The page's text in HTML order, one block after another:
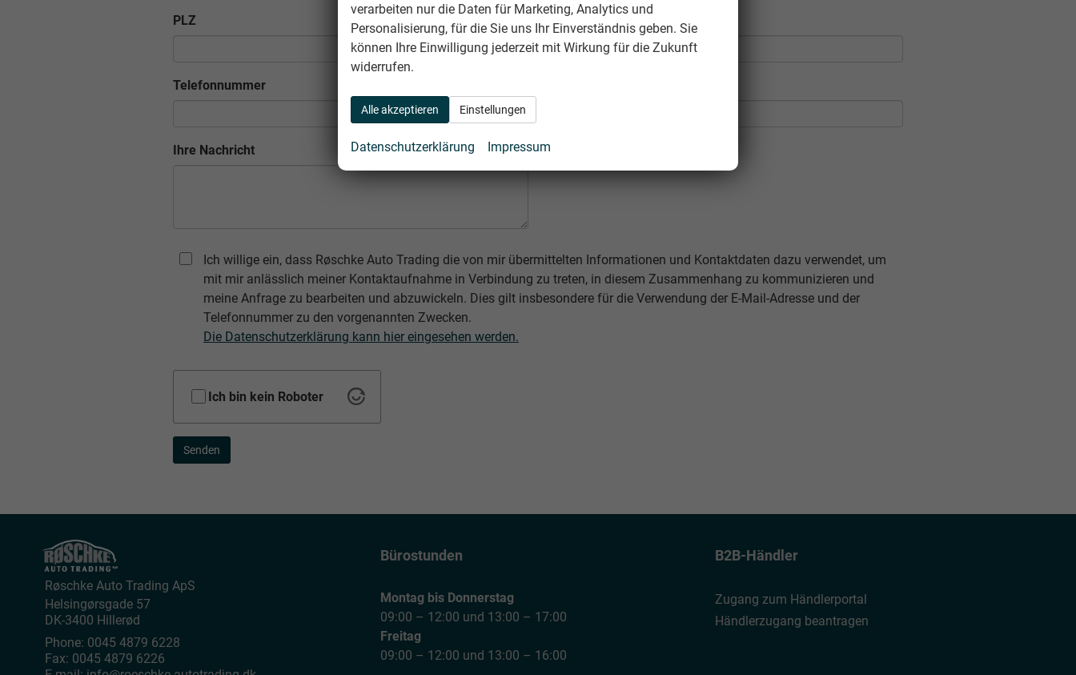
PLZ Ort
Telefonnummer
Ihre Nachricht
Ich willige ein, dass Røschke Auto Trading die von mir übermittelten Informationen und Kontaktdaten dazu verwendet, um
mit mir anlässlich meiner Kontaktaufnahme in Verbindung zu treten, in diesem Zusammenhang zu kommunizieren und
meine Anfrage zu bearbeiten und abzuwickeln. Dies gilt insbesondere für die Verwendung der E-Mail-Adresse und der
Telefonnummer zu den vorgenannten Zwecken.
Die Datenschutzerklärung kann hier eingesehen werden.
Ich bin kein Roboter
Senden
Røschke Auto Trading ApS
Helsingørsgade 57
DK-3400 Hillerød
Phone: 0045 4879 6228
Fax: 0045 4879 6226
Bürostunden
Montag bis Donnerstag
09:00 – 12:00 und 13:00 – 17:00
Freitag
09:00 – 12:00 und 13:00 – 16:00
B2B-Händler
Zugang zum Händlerportal
Händlerzugang beantragen
verarbeiten nur die Daten für Marketing, Analytics und
Personalisierung, für die Sie uns Ihr Einverständnis geben. Sie
können Ihre Einwilligung jederzeit mit Wirkung für die Zukunft
widerrufen.
Alle akzeptieren Einstellungen
Datenschutzerklärung Impressum